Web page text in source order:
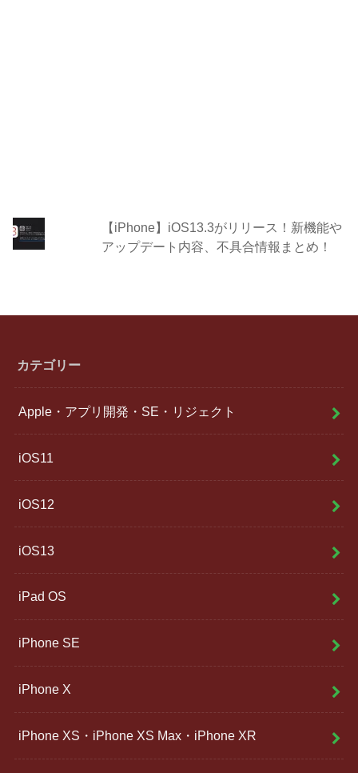
【iPhone】iOS13.3がリリース！新機能や
アップデート内容、不具合情報まとめ！
カテゴリー
Apple・アプリ開発・SE・リジェクト
iOS11
iOS12
iOS13
iPad OS
iPhone SE
iPhone X
iPhone XS・iPhone XS Max・iPhone XR